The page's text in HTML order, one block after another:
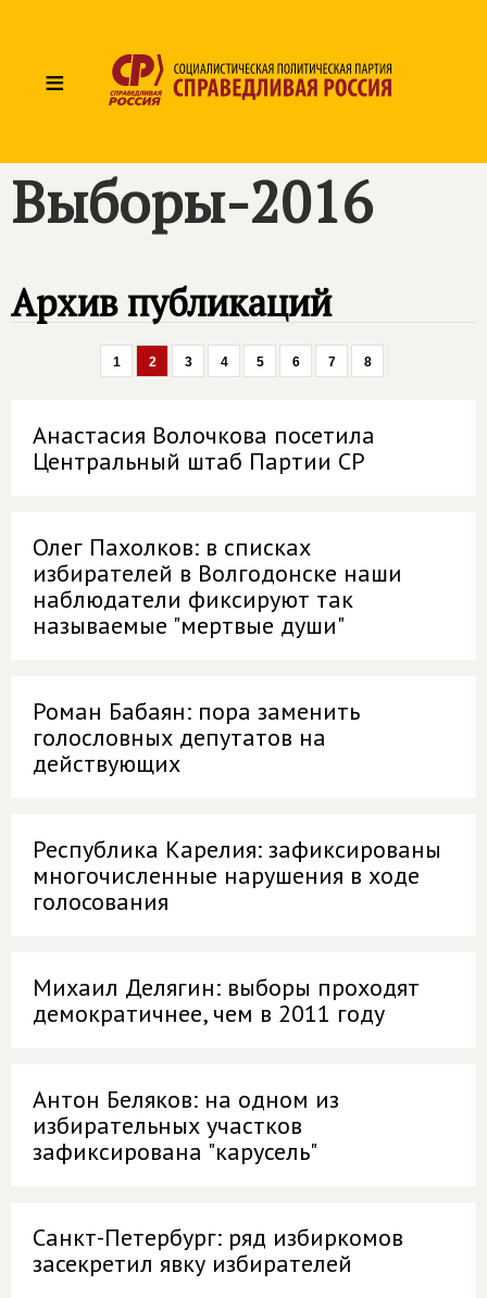
≡
Выборы-2016
Архив публикаций
1 2 3 4 5 6 7 8
Анастасия Волочкова посетила
Центральный штаб Партии СР
Олег Пахолков: в списках
избирателей в Волгодонске наши
наблюдатели фиксируют так
называемые "мертвые души"
Роман Бабаян: пора заменить
голословных депутатов на
действующих
Республика Карелия: зафиксированы
многочисленные нарушения в ходе
голосования
Михаил Делягин: выборы проходят
демократичнее, чем в 2011 году
Антон Беляков: на одном из
избирательных участков
зафиксирована "карусель"
Санкт-Петербург: ряд избиркомов
засекретил явку избирателей